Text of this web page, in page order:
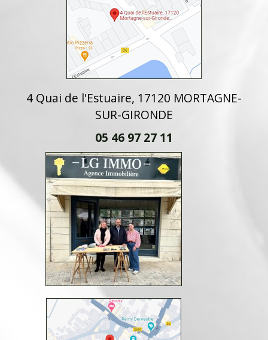
4 Quai de l'Estuaire, 17120 MORTAGNE-
SUR-GIRONDE
05 46 97 27 11